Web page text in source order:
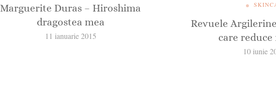
Marguerite Duras – Hiroshima
dragostea mea
11 ianuarie 2015
Revuele
care
10 iunie